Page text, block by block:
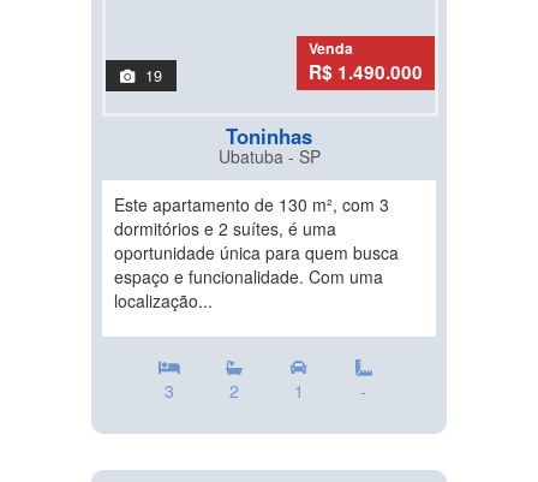
19
Venda
R$ 1.490.000
Toninhas
Ubatuba - SP
Este apartamento de 130 m², com 3
dormitórios e 2 suítes, é uma
oportunidade única para quem busca
espaço e funcionalidade. Com uma
localização...
3 2 1 -